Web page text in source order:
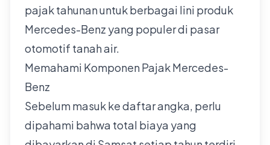
pajak tahunan untuk berbagai lini produk
Mercedes-Benz yang populer di pasar
otomotif tanah air.
Memahami Komponen Pajak Mercedes-
Benz
Sebelum masuk ke daftar angka, perlu
dipahami bahwa total biaya yang